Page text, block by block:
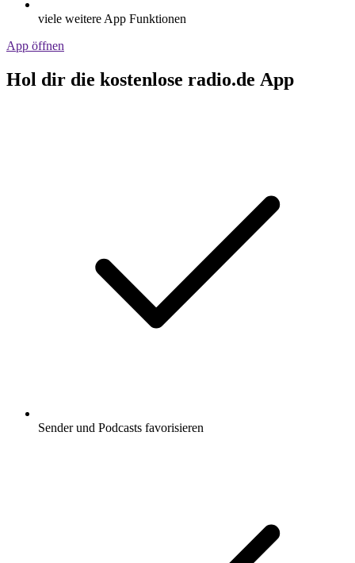
viele weitere App Funktionen
App öffnen
Hol dir die kostenlose radio.de App
Sender und Podcasts favorisieren